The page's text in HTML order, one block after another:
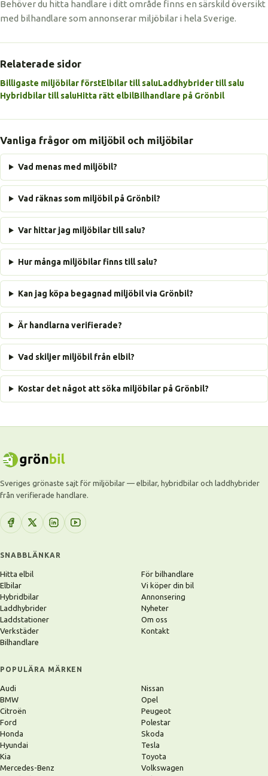
Behöver du hitta handlare i ditt område finns en särskild översikt
med bilhandlare som annonserar miljöbilar i hela Sverige.
Relaterade sidor
Billigaste miljöbilar förstElbilar till saluLaddhybrider till salu
Hybridbilar till saluHitta rätt elbilBilhandlare på Grönbil
Vanliga frågor om miljöbil och miljöbilar
Vad menas med miljöbil?
Vad räknas som miljöbil på Grönbil?
Var hittar jag miljöbilar till salu?
Hur många miljöbilar finns till salu?
Kan jag köpa begagnad miljöbil via Grönbil?
Är handlarna verifierade?
Vad skiljer miljöbil från elbil?
Kostar det något att söka miljöbilar på Grönbil?
Sveriges grönaste sajt för miljöbilar — elbilar, hybridbilar och laddhybrider
från verifierade handlare.
SNABBLÄNKAR
Hitta elbil
Elbilar
Hybridbilar
Laddhybrider
Laddstationer
Verkstäder
Bilhandlare
För bilhandlare
Vi köper din bil
Annonsering
Nyheter
Om oss
Kontakt
POPULÄRA MÄRKEN
Audi
BMW
Citroën
Ford
Honda
Hyundai
Kia
Mercedes-Benz
Nissan
Opel
Peugeot
Polestar
Skoda
Tesla
Toyota
Volkswagen